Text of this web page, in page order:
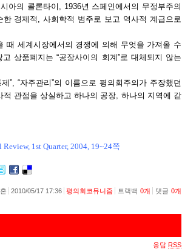
아의 콜론타이, 1936년 스페인에서의 무정부주의
경제적, 사회학적 범주로 보고 역사적 계급으로
때 세계시장에서의 경쟁에 의해 무엇을 가져올 수
상품폐지는 “공장사이의 회계”로 대체되지 않는
”, “자주관리”의 이름으로 평의회주의가 주장했던
관점을 상실하고 하나의 공장, 하나의 지역에 갇
1st Quarter, 2004, 19~24쪽
2010/05/17 17:36 평의회코뮤니즘 트랙백 0개 댓글 0개
응답 RSS